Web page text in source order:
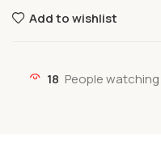
Add to wishlist
18 People